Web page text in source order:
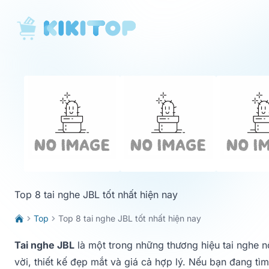
KikiTop
Top 8 tai nghe JBL tốt nhất hiện nay
Top Top 8 tai nghe JBL tốt nhất hiện nay
Tai nghe JBL là một trong những thương hiệu tai nghe
vời, thiết kế đẹp mắt và giá cả hợp lý. Nếu bạn đang